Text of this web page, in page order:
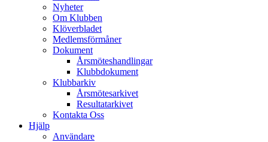
Nyheter
Om Klubben
Klöverbladet
Medlemsförmåner
Dokument
Årsmöteshandlingar
Klubbdokument
Klubbarkiv
Årsmötesarkivet
Resultatarkivet
Kontakta Oss
Hjälp
Användare